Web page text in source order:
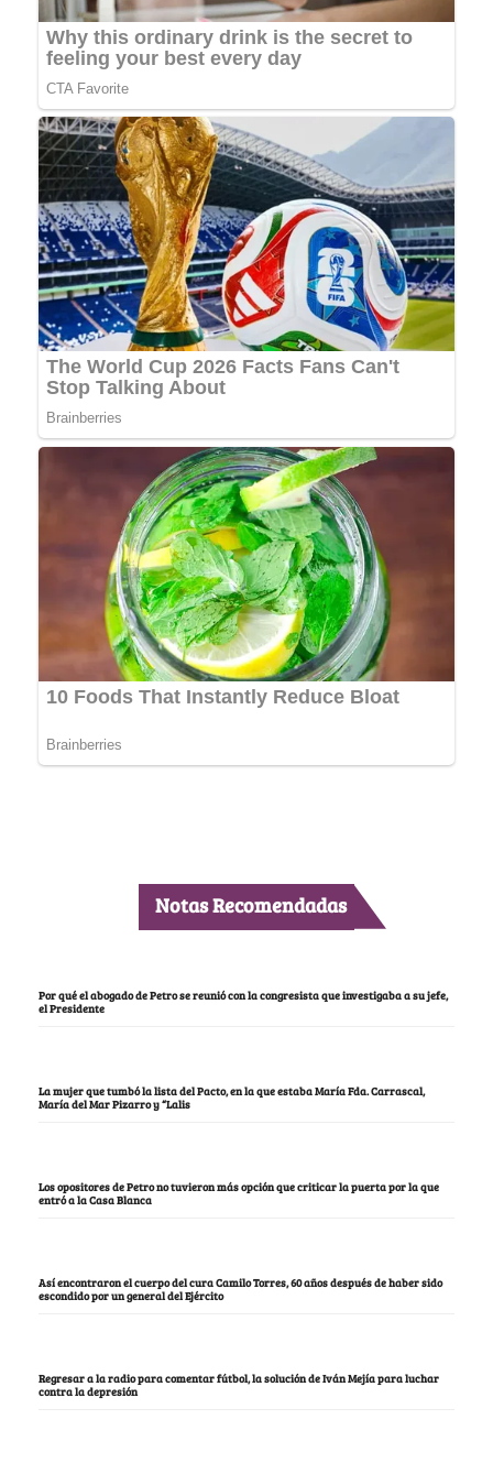
Notas Recomendadas
Por qué el abogado de Petro se reunió con la congresista que investigaba a su jefe,
el Presidente
La mujer que tumbó la lista del Pacto, en la que estaba María Fda. Carrascal,
María del Mar Pizarro y “Lalis
Los opositores de Petro no tuvieron más opción que criticar la puerta por la que
entró a la Casa Blanca
Así encontraron el cuerpo del cura Camilo Torres, 60 años después de haber sido
escondido por un general del Ejército
Regresar a la radio para comentar fútbol, la solución de Iván Mejía para luchar
contra la depresión